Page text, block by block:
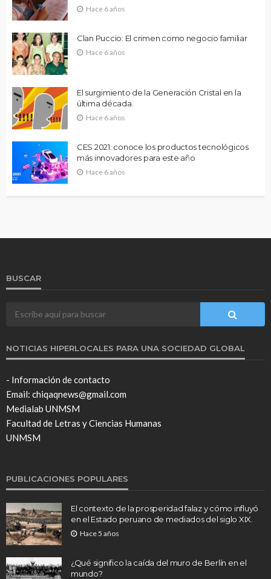
Hace 6 años
Clan Puccio: El crimen como negocio familiar
Hace 6 años
El surgimiento de la Generación Cristal en la
última década.
Hace 6 años
CES 2021: conoce los productos tecnológicos
más innovadores para este año
Hace 6 años
BUSCAR
NOTICIAS HIPERLOCALES PARA UNA SOCIEDAD GLOBAL
- Información de contacto
Email: chiqaqnews@gmail.com
Medialab UNMSM
Facultad de Letras y Ciencias Humanas
UNMSM
PUBLICACIONES POPULARES
El contexto de la prosperidad falaz y cómo influyó
en el Estado peruano de mediados del siglo XIX.
Hace 5 años
¿Qué significo la caída del muro de Berlín en el
mundo?